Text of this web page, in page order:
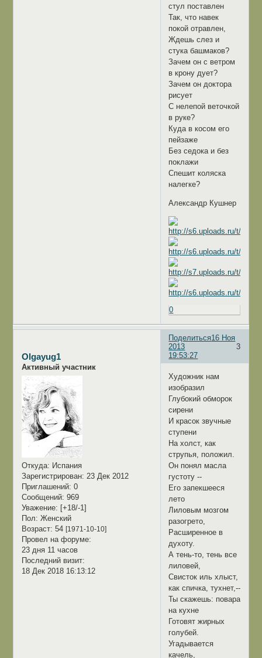
стул поставлен
Так, что навек
покой отравлен,
Ждешь слез и
стука башмаков?
Зачем он с ветром
в крону дует?
Зачем он доктора
рисует
С нелепой веточкой
в руке?
Куда в косом его
пейзаже
Без седока и без
поклажи
Спешит коляска
налегке?
Александр Кушнер
0
Поделиться
3
16 Ноя
2013
19:53:27
Olgayug1
Активный участник
Откуда: Испания
Зарегистрирован: 23 Дек 2012
Приглашений: 0
Сообщений: 969
Уважение: [+18/-1]
Пол: Женский
Возраст: 54 [1971-10-10]
Провел на форуме:
23 дня 11 часов
Последний визит:
18 Дек 2018 16:13:12
Художник нам
изобразил
Глубокий обморок
сирени
И красок звучные
ступени
На холст, как
струпья, положил.
Он понял масла
густоту --
Его запекшееся
лето
Лиловым мозгом
разогрето,
Расширенное в
духоту.
А тень-то, тень все
лиловей,
Свисток иль хлыст,
как спичка, тухнет,--
Ты скажешь: повара
на кухне
Готовят жирных
голубей.
Угадывается
качель,